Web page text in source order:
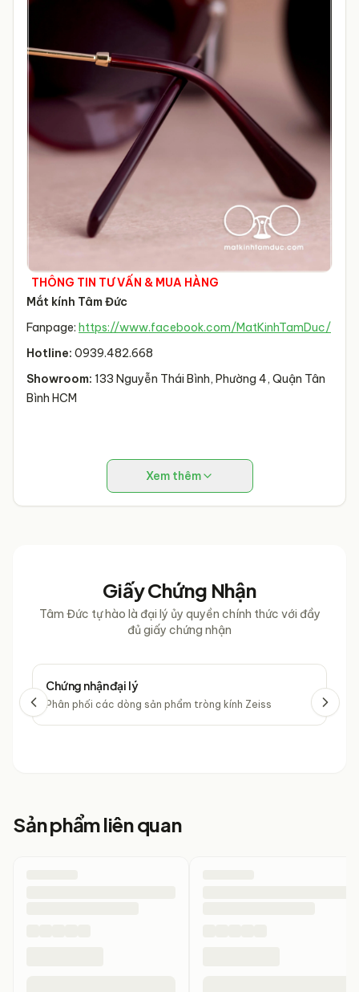
THÔNG TIN TƯ VẤN & MUA HÀNG
Mắt kính Tâm Đức
Fanpage: https://www.facebook.com/MatKinhTamDuc/
Hotline: 0939.482.668
Showroom: 133 Nguyễn Thái Bình, Phường 4, Quận Tân
Bình HCM
Xem thêm
Giấy Chứng Nhận
Tâm Đức tự hào là đại lý ủy quyền chính thức với đầy
đủ giấy chứng nhận
Chứng nhận đại lý
Phân phối các dòng sản phẩm tròng kính Zeiss
Sản phẩm liên quan